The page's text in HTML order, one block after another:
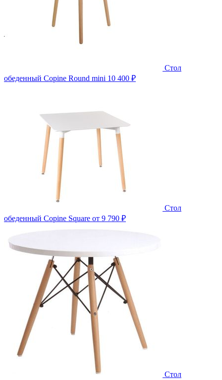
Стол
обеденный Copine Round mini 10 400 ₽
Стол
обеденный Copine Square от 9 790 ₽
Стол